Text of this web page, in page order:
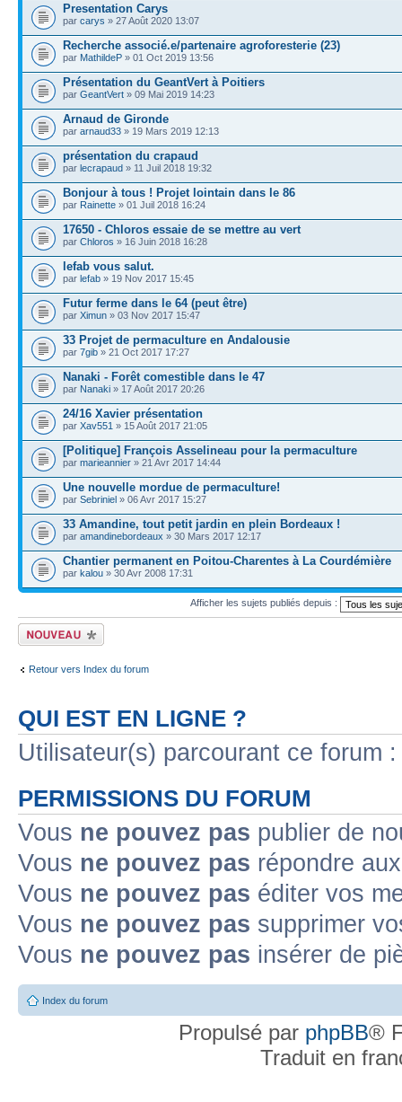
Presentation Carys
par carys » 27 Août 2020 13:07
Recherche associé.e/partenaire agroforesterie (23)
par MathildeP » 01 Oct 2019 13:56
Présentation du GeantVert à Poitiers
par GeantVert » 09 Mai 2019 14:23
Arnaud de Gironde
par arnaud33 » 19 Mars 2019 12:13
présentation du crapaud
par lecrapaud » 11 Juil 2018 19:32
Bonjour à tous ! Projet lointain dans le 86
par Rainette » 01 Juil 2018 16:24
17650 - Chloros essaie de se mettre au vert
par Chloros » 16 Juin 2018 16:28
lefab vous salut.
par lefab » 19 Nov 2017 15:45
Futur ferme dans le 64 (peut être)
par Ximun » 03 Nov 2017 15:47
33 Projet de permaculture en Andalousie
par 7gib » 21 Oct 2017 17:27
Nanaki - Forêt comestible dans le 47
par Nanaki » 17 Août 2017 20:26
24/16 Xavier présentation
par Xav551 » 15 Août 2017 21:05
[Politique] François Asselineau pour la permaculture
par marieannier » 21 Avr 2017 14:44
Une nouvelle mordue de permaculture!
par Sebriniel » 06 Avr 2017 15:27
33 Amandine, tout petit jardin en plein Bordeaux !
par amandinebordeaux » 30 Mars 2017 12:17
Chantier permanent en Poitou-Charentes à La Courdémière
par kalou » 30 Avr 2008 17:31
Afficher les sujets publiés depuis :
Publier un nouveau
sujet
Retour vers Index du forum
QUI EST EN LIGNE ?
Utilisateur(s) parcourant ce forum
PERMISSIONS DU FORUM
Vous ne pouvez pas publier de
Vous ne pouvez pas répondre
Vous ne pouvez pas éditer vos
Vous ne pouvez pas supprimer
Vous ne pouvez pas insérer de
Index du forum
Propulsé par phpBB®
Traduit en